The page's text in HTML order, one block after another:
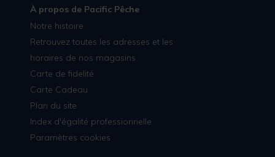
À propos de Pacific Pêche
Notre histoire
Retrouvez toutes les adresses et les
horaires de nos magasins
Carte de fidelité
Carte Cadeau
Plan du site
Index d'égalité professionnelle
Paramètres cookies